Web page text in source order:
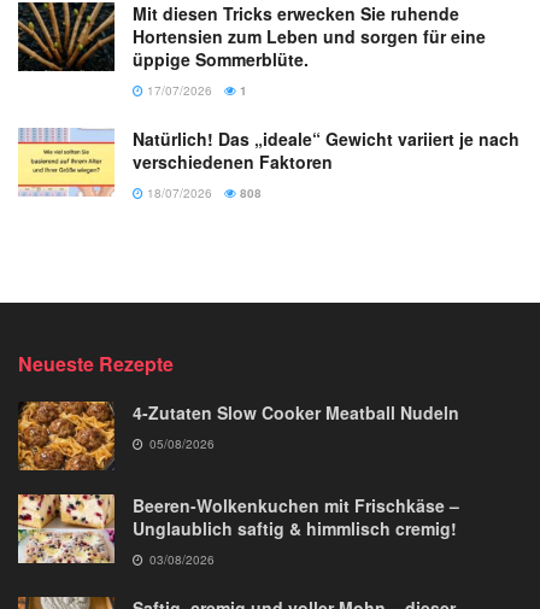
Mit diesen Tricks erwecken Sie ruhende
Hortensien zum Leben und sorgen für eine
üppige Sommerblüte.
17/07/2026 1
Natürlich! Das „ideale“ Gewicht variiert je nach
verschiedenen Faktoren
18/07/2026 808
Neueste Rezepte
4-Zutaten Slow Cooker Meatball Nudeln
05/08/2026
Beeren-Wolkenkuchen mit Frischkäse –
Unglaublich saftig & himmlisch cremig!
03/08/2026